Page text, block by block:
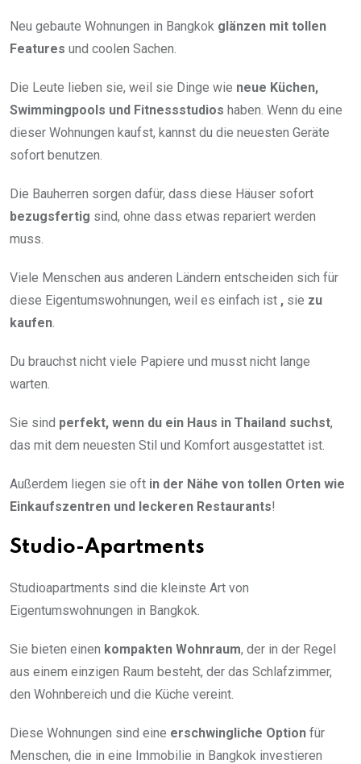
Neu gebaute Wohnungen in Bangkok glänzen mit tollen
Features und coolen Sachen.
Die Leute lieben sie, weil sie Dinge wie neue Küchen,
Swimmingpools und Fitnessstudios haben. Wenn du eine
dieser Wohnungen kaufst, kannst du die neuesten Geräte
sofort benutzen.
Die Bauherren sorgen dafür, dass diese Häuser sofort
bezugsfertig sind, ohne dass etwas repariert werden
muss.
Viele Menschen aus anderen Ländern entscheiden sich für
diese Eigentumswohnungen, weil es einfach ist , sie zu
kaufen
Du brauchst nicht viele Papiere und musst nicht lange
warten.
Sie sind perfekt, wenn du ein Haus in Thailand suchst,
das mit dem neuesten Stil und Komfort ausgestattet ist.
Außerdem liegen sie oft in der Nähe von tollen Orten wie
Einkaufszentren und leckeren Restaurants!
Studio-Apartments
Studioapartments sind die kleinste Art von
Eigentumswohnungen in Bangkok.
Sie bieten einen kompakten Wohnraum, der in der Regel
aus einem einzigen Raum besteht, der das Schlafzimmer,
den Wohnbereich und die Küche vereint.
Diese Wohnungen sind eine erschwingliche Option für
Menschen, die in eine Immobilie in Bangkok investieren